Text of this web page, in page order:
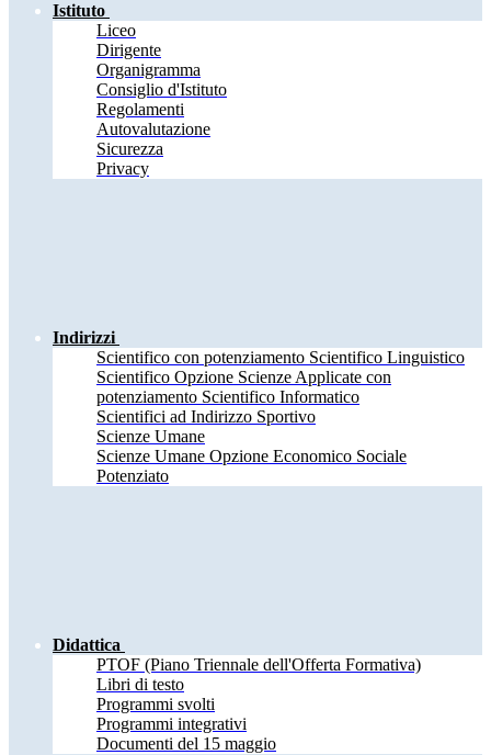
Istituto
Liceo
Dirigente
Organigramma
Consiglio d'Istituto
Regolamenti
Autovalutazione
Sicurezza
Privacy
Indirizzi
Scientifico con potenziamento Scientifico Linguistico
Scientifico Opzione Scienze Applicate con
potenziamento Scientifico Informatico
Scientifici ad Indirizzo Sportivo
Scienze Umane
Scienze Umane Opzione Economico Sociale
Potenziato
Didattica
PTOF (Piano Triennale dell'Offerta Formativa)
Libri di testo
Programmi svolti
Programmi integrativi
Documenti del 15 maggio